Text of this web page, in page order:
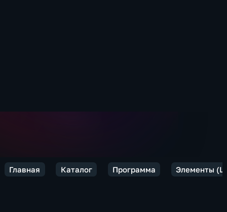
Главная Каталог Программа Элементы